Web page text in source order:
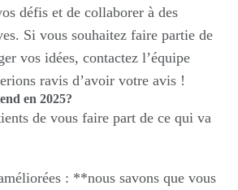
défis et de collaborer à des
Si vous souhaitez faire partie de
vos idées, contactez l’équipe
ravis d’avoir votre avis !
en 2025?
de vous faire part de ce qui va
: **nous savons que vous